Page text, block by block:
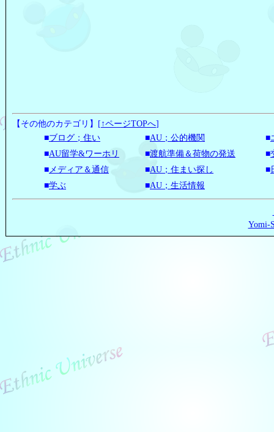
【その他のカテゴリ】 [ ↑ページTOPへ]
■ブログ；住い ■AU；公的機関 ■
■AU留学&ワーホリ ■渡航準備＆荷物の発送 ■
■メディア＆通信 ■AU；住まい探し ■
■学ぶ ■AU；生活情報
Yomi-